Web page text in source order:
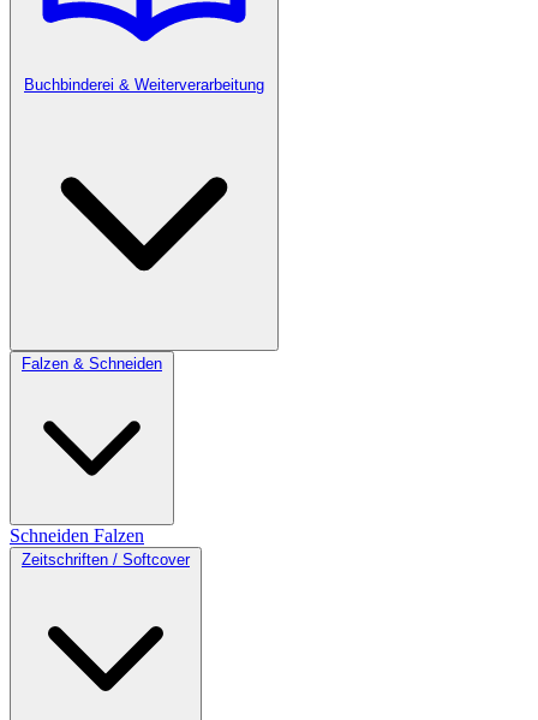
Buchbinderei & Weiterverarbeitung
Falzen & Schneiden
Schneiden Falzen
Zeitschriften / Softcover